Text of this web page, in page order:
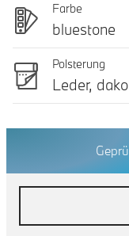
Farbe
bluestone
Polsterung
Leder,